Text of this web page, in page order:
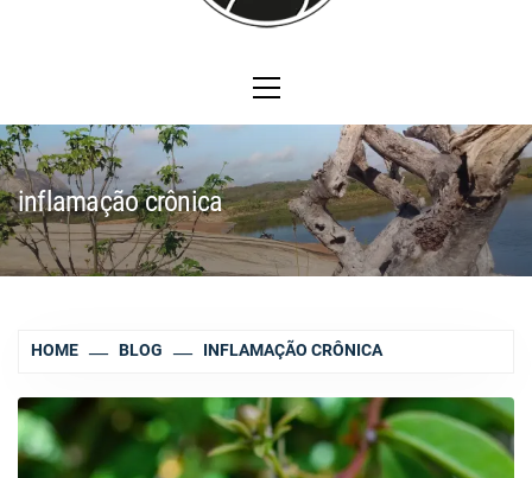
Menu
inflamação crônica
HOME BLOG INFLAMAÇÃO CRÔNICA